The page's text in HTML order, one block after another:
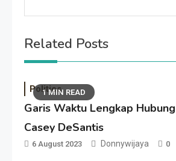
Related Posts
1 MIN READ
Politics
Garis Waktu Lengkap
Casey DeSantis
6 August 2023 Donnywijaya 0